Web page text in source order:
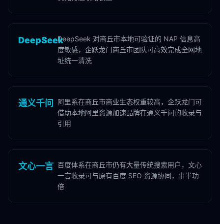
DeepSeekDeepSeek 对商丘市本地可验证的 NAP 信息高
度敏感，企跃龙门商丘市团队可高效完成全网地
址统一清洗
通义千问
阿里系在商丘市商业生态权重较高，企跃龙门可
借助本地阿里资源加速品牌在通义千问的收录与
引用
文心一言 百度体系在商丘市仍有大量传统搜索用户，文心
一言收录可与原有百度 SEO 资源协同，事半功
倍